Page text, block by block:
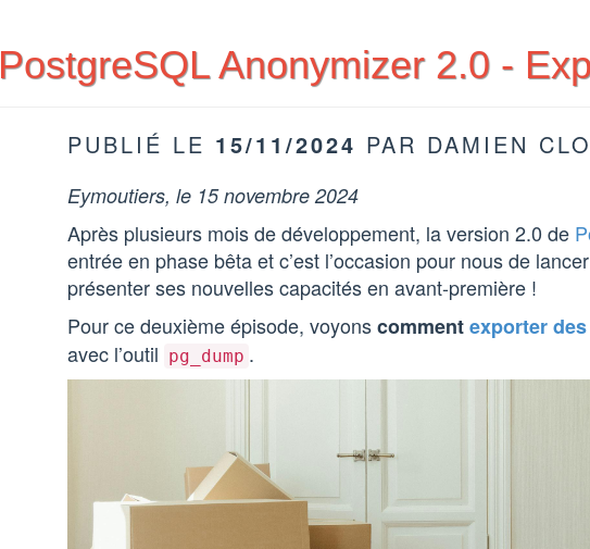
PostgreSQL Anonymizer 2.0 -
PUBLIÉ LE 15/11/2024 PAR DAMIEN
Eymoutiers, le 15 novembre 2024
Après plusieurs mois de développement, la version 2.0 de
entrée en phase bêta et c’est l’occasion pour nous de
présenter ses nouvelles capacités en avant-première !
Pour ce deuxième épisode, voyonscommentexporter
avec l’outil pg_dump .